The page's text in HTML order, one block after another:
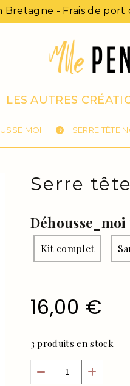
Bretagne - Frais de
LES AUTRES
MOI SERRE TÊTE
Serre
Déhousse_moi
Kit complet
16,00 €
3 produits en stock